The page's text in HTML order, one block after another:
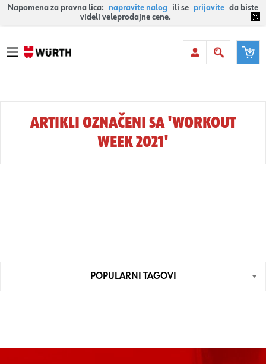
Napomena za pravna lica: napravite nalog ili se prijavite da biste
videli veleprodajne cene.
ARTIKLI OZNAČENI SA 'WORKOUT
WEEK 2021'
POPULARNI TAGOVI